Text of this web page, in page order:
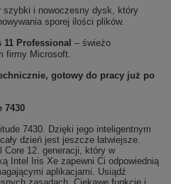
szybki i nowoczesny dysk, który
sporej ilości plików.
Professional – świeżo
firmy Microsoft.
gotowy do pracy już po
7430
7430. Dzięki jego inteligentnym
dzień jest jeszcze łatwiejsze.
Core 12. generacji, który w
Intel Iris Xe zapewni Ci odpowiednią
aplikacjami. Usiądź